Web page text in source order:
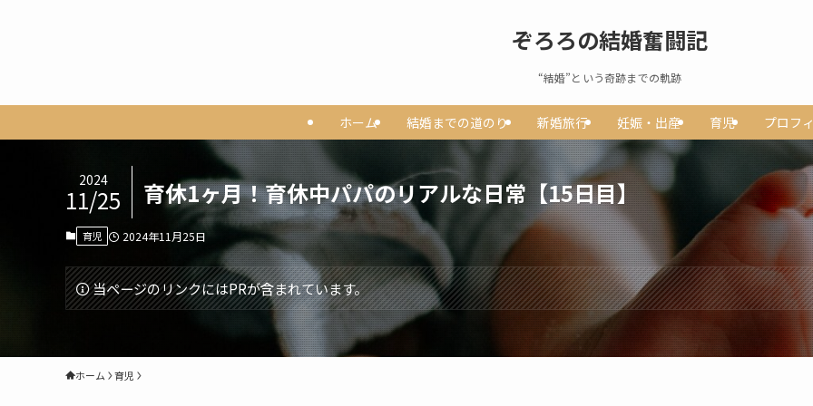
ぞろろの結婚奮闘記
“結婚”という奇跡までの軌跡
ホーム 結婚までの道のり 新婚旅行 妊娠・出産 育児 プロフ
育休1ヶ月！育休中パパのリアルな日常【15日目】
2024
11/25
育児 2024年11月25日
当ページのリンクにはPRが含まれています。
ホーム 育児